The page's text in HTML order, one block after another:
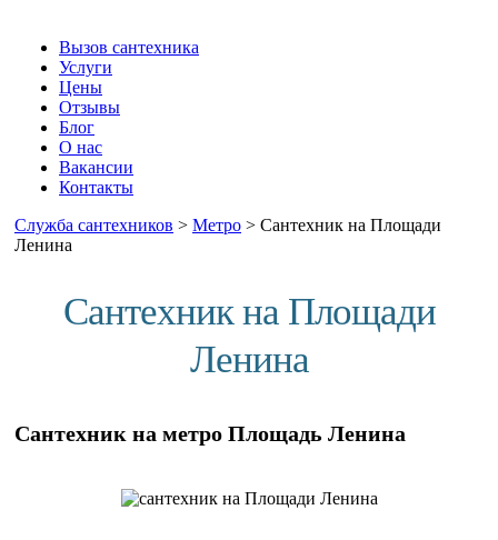
Вызов сантехника
Услуги
Цены
Отзывы
Блог
О нас
Вакансии
Контакты
Служба сантехников > Метро > Сантехник на Площади
Ленина
Сантехник на Площади
Ленина
Сантехник на метро Площадь Ленина